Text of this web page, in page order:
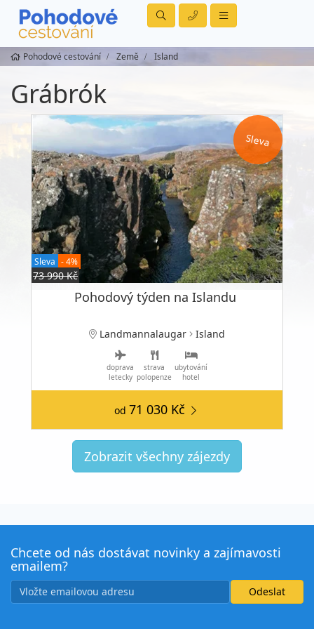
Pohodové cestování Země Island
Grábrók
Sleva
Sleva - 4%
73 990 Kč
Pohodový týden na Islandu
Landmannalaugar Island
doprava
letecky
strava
polopenze
ubytování
hotel
od 71 030 Kč
Zobrazit všechny zájezdy
Chcete od nás dostávat novinky a zajímavosti
emailem?